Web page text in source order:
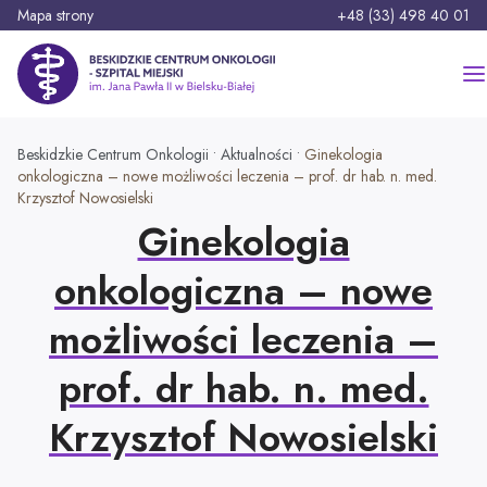
r
Mapa strony Telefon:
+48 (33) 498 40 01
Beskidzkie Centrum Onkologii - Szpital Miejski im. Jana Pawła
Szukaj:
Oferty pracy
Zasady przyjęć i opuszczania szpitala
Oddziały
Oddział Anestezjologii i Intensywnej Terapii
Poradnie specjalistyczne
Rozwój i inwestycje
Platforma zakupowa
Aktualności
Beskidzkie Centrum Onkologii • Aktualności • Ginekologia
onkologiczna – nowe możliwości leczenia – prof. dr hab. n. med.
Krzysztof Nowosielski
Ginekologia
onkologiczna – nowe
możliwości leczenia –
prof. dr hab. n. med.
Krzysztof Nowosielski